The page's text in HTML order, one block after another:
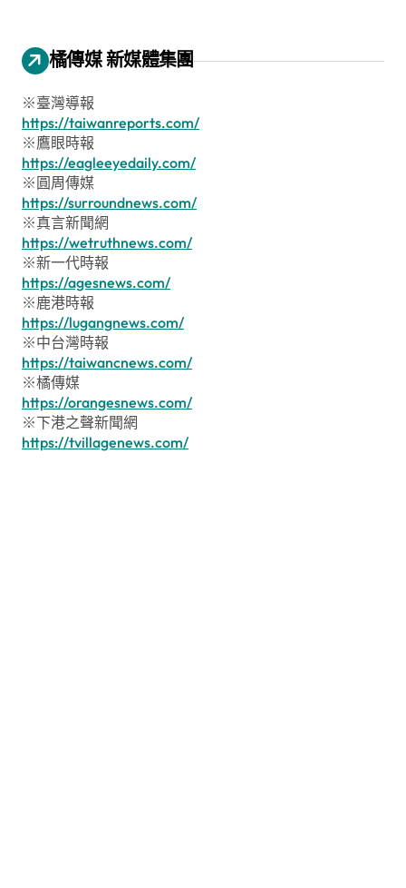
橘傳媒 新媒體集團
※臺灣導報
https://taiwanreports.com/
※鷹眼時報
https://eagleeyedaily.com/
※圓周傳媒
https://surroundnews.com/
※真言新聞網
https://wetruthnews.com/
※新一代時報
https://agesnews.com/
※鹿港時報
https://lugangnews.com/
※中台灣時報
https://taiwancnews.com/
※橘傳媒
https://orangesnews.com/
※下港之聲新聞網
https://tvillagenews.com/